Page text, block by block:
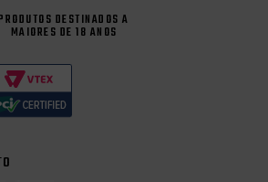
DESTINADOS A
MAIORES DE 18 ANOS